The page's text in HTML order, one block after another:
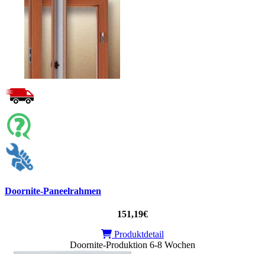
Doornite-Paneelrahmen
151,19€
Produktdetail
Doornite-Produktion 6-8 Wochen